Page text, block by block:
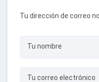
Tu dirección de correo
Tu nombre
Tu correo electrónico